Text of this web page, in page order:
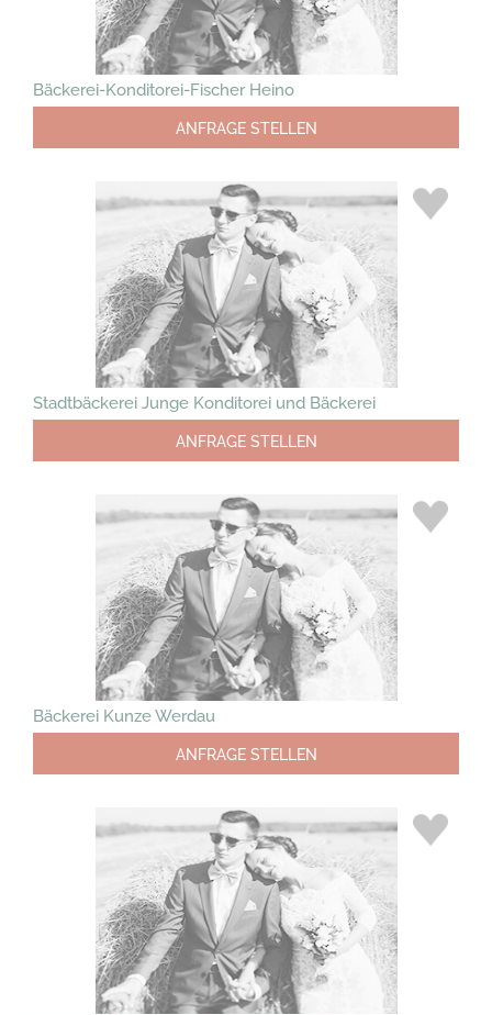
Bäckerei-Konditorei-Fischer Heino
ANFRAGE STELLEN
Stadtbäckerei Junge Konditorei und Bäckerei
ANFRAGE STELLEN
Bäckerei Kunze Werdau
ANFRAGE STELLEN